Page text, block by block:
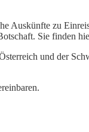
Auskünfte zu
Sie finden
und der